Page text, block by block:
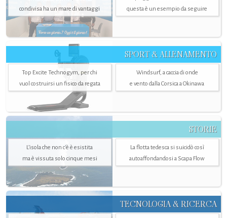
condivisa ha un mare di vantaggi
questa è un esempio da seguire
SPORT & ALLENAMENTO
Top Excite Technogym, per chi
vuol costruirsi un fisico da regata
Windsurf, a caccia di onde
e vento dalla Corsica a Okinawa
STORIE
L’isola che non c'è è esistita
ma è vissuta solo cinque mesi
La flotta tedesca si suicidò così
autoaffondandosi a Scapa Flow
TECNOLOGIA & RICERCA